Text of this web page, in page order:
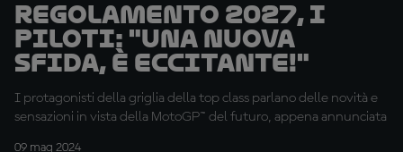
Regolamento 2027, i
piloti: "Una nuova
sfida, è eccitante!"
I protagonisti della griglia della top class parlano delle novità e
sensazioni in vista della MotoGP™ del futuro, appena annunciata
09 mag 2024